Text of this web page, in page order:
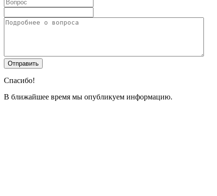
Спасибо!
В ближайшее время мы опубликуем информацию.